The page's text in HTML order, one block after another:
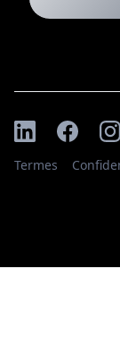
Termes